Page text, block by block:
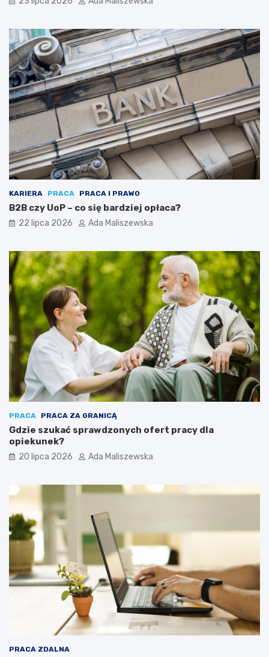
KARIERA PRACA PRACA I PRAWO
B2B czy UoP – co się bardziej opłaca?
22 lipca 2026 Ada Maliszewska
PRACA PRACA ZA GRANICĄ
Gdzie szukać sprawdzonych ofert pracy dla
opiekunek?
20 lipca 2026 Ada Maliszewska
PRACA ZDALNA